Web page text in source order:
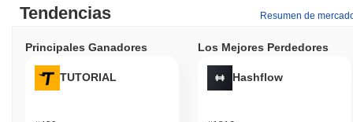
Tendencias Resumen de
Principales Ganadores
TUTORIAL
Los Mejores Perdedores
Hashflow